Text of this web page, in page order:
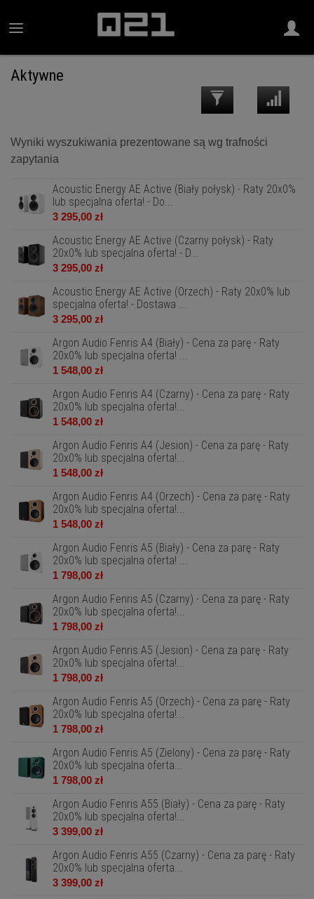
Aktywne
Wyniki wyszukiwania prezentowane są wg trafności
zapytania
Acoustic Energy AE Active (Biały połysk) - Raty 20x0%
lub specjalna oferta! - Do...
3 295,00 zł
Acoustic Energy AE Active (Czarny połysk) - Raty
20x0% lub specjalna oferta! - D...
3 295,00 zł
Acoustic Energy AE Active (Orzech) - Raty 20x0% lub
specjalna oferta! - Dostawa ...
3 295,00 zł
Argon Audio Fenris A4 (Biały) - Cena za parę - Raty
20x0% lub specjalna oferta! ...
1 548,00 zł
Argon Audio Fenris A4 (Czarny) - Cena za parę - Raty
20x0% lub specjalna oferta!...
1 548,00 zł
Argon Audio Fenris A4 (Jesion) - Cena za parę - Raty
20x0% lub specjalna oferta!...
1 548,00 zł
Argon Audio Fenris A4 (Orzech) - Cena za parę - Raty
20x0% lub specjalna oferta!...
1 548,00 zł
Argon Audio Fenris A5 (Biały) - Cena za parę - Raty
20x0% lub specjalna oferta! ...
1 798,00 zł
Argon Audio Fenris A5 (Czarny) - Cena za parę - Raty
20x0% lub specjalna oferta!...
1 798,00 zł
Argon Audio Fenris A5 (Jesion) - Cena za parę - Raty
20x0% lub specjalna oferta!...
1 798,00 zł
Argon Audio Fenris A5 (Orzech) - Cena za parę - Raty
20x0% lub specjalna oferta!...
1 798,00 zł
Argon Audio Fenris A5 (Zielony) - Cena za parę - Raty
20x0% lub specjalna oferta...
1 798,00 zł
Argon Audio Fenris A55 (Biały) - Cena za parę - Raty
20x0% lub specjalna oferta!...
3 399,00 zł
Argon Audio Fenris A55 (Czarny) - Cena za parę - Raty
20x0% lub specjalna oferta...
3 399,00 zł